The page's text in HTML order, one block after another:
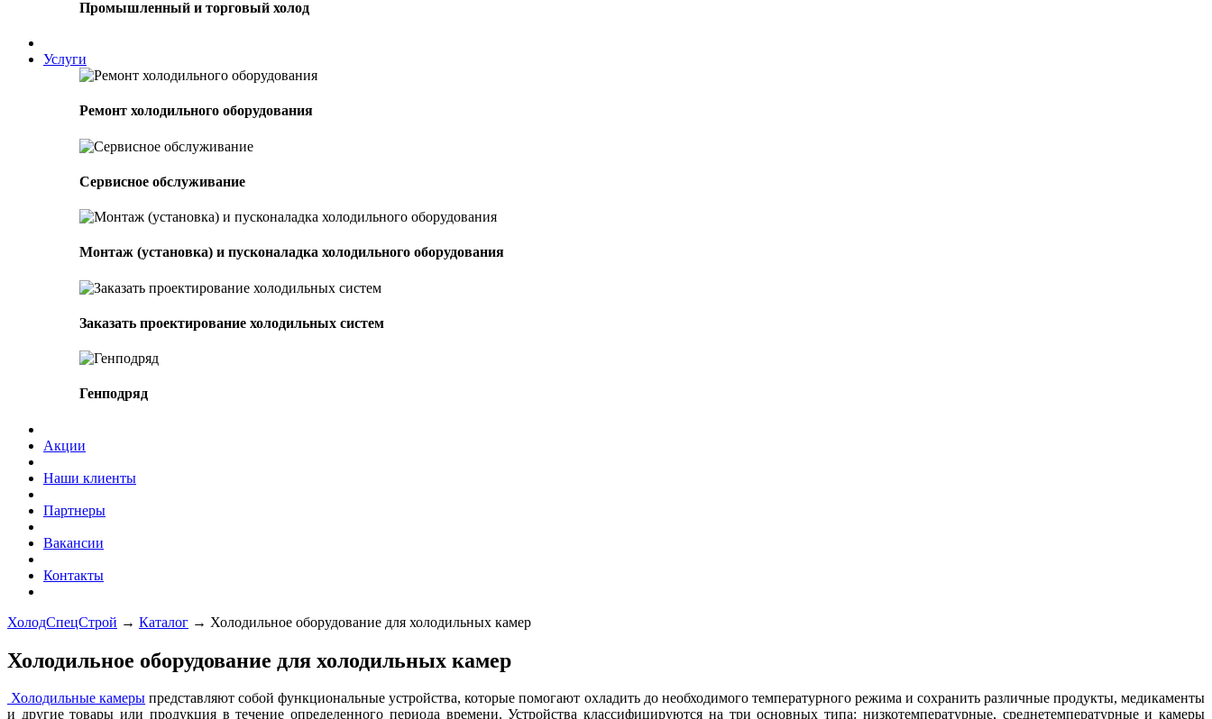
Промышленный и торговый холод
Услуги
Ремонт холодильного оборудования
Сервисное обслуживание
Монтаж (установка) и пусконаладка холодильного оборудования
Заказать проектирование холодильных систем
Генподряд
Акции
Наши клиенты
Партнеры
Вакансии
Контакты
ХолодСпецСтрой → Каталог → Холодильное оборудование для холодильных камер
Холодильное оборудование для холодильных камер
Холодильные камеры представляют собой функциональные устройства, которые помогают охладить до необходимого температурного режима и сохранить различные продукты, медикаменты
и другие товары или продукция в течение определенного периода времени. Устройства классифицируются на три основных типа: низкотемпературные, среднетемпературные и камеры